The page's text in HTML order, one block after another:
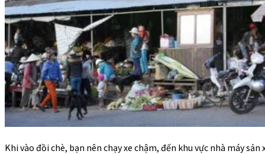
Khi vào đồi chè, bạn nên chạy xe chậm, đến khu vực nhà máy